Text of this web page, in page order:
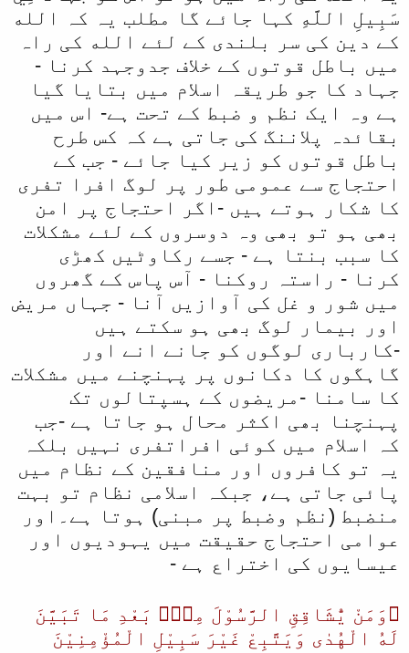
سَبِيلِ اللَّهِ کہا جائے گا مطلب یہ کہ الله
کے دین کی سر بلندی کے لئے الله کی راہ
میں باطل قوتوں کے خلاف جدوجہد کرنا -
جہاد کا جو طریقہ اسلام میں بتایا گیا
ہے وہ ایک نظم و ضبط کے تحت ہے- اس میں
بقائدہ پلاننگ کی جاتی ہے کہ کس طرح
باطل قوتوں کو زیر کیا جائے - جب کے
احتجاج سے عمومی طور پر لوگ افرا تفری
کا شکار ہوتے ہیں -اگر احتجاج پر امن
بھی ہو تو بھی وہ دوسروں کے لئے مشکلات
کا سبب بنتا ہے - جسے رکاوٹیں کھڑی
کرنا - راستہ روکنا - آس پاس کے گھروں
میں شور و غل کی آوازیں آنا - جہاں مریض
اور بیمار لوگ بھی ہو سکتے ہیں
-کارباری لوگوں کو جانے انے اور
گاہگوں کا دکانوں پر پہنچنے میں مشکلات
کا سامنا -مریضوں کے ہسپتالوں تک
پہنچنا بھی اکثر محال ہو جاتا ہے -جب
کہ اسلام میں کوئی افراتفری نہیں بلکہ
یہ تو کافروں اور منافقین کے نظام میں
پائی جاتی ہے، جبکہ اسلامی نظام تو بہت
منضبط (نظم وضبط پر مبنی) ہوتا ہے۔اور
عوامی احتجاج حقیقت میں یہودیوں اور
عیسایوں کی اختراع ہے -
﴿وَمَنْ يُّشَاقِقِ الرَّسُوْلَ مِنْۢ بَعْدِ مَا تَبَيَّنَ
لَهُ الْهُدٰى وَيَتَّبِعْ غَيْرَ سَبِيْلِ الْمُؤْمِنِيْنَ